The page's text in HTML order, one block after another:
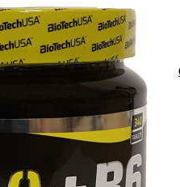
АНАБОЛИЧЕСКИЕ
АКСЕССУАРЫ